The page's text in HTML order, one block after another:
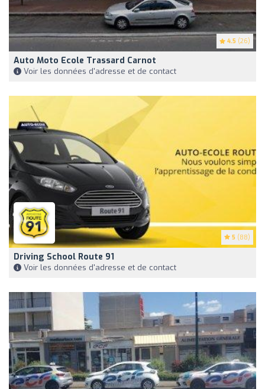
4.5 (26)
Auto Moto Ecole Trassard Carnot
Voir les données d'adresse et de contact
5 (88)
Driving School Route 91
Voir les données d'adresse et de contact